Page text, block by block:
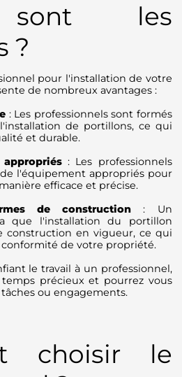
sont les
?
pour l'installation de votre
de nombreux avantages :
: Les professionnels sont formés
de portillons, ce qui
et durable.
: Les professionnels
l'équipement appropriés pour
efficace et précise.
de construction : Un
que l'installation du portillon
construction en vigueur, ce qui
de votre propriété.
le travail à un professionnel,
précieux et pourrez vous
ou engagements.
choisir le